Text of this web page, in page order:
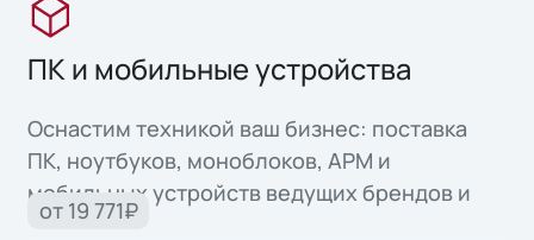
ПК и мобильные устройства
Оснастим техникой ваш бизнес: поставка
ПК, ноутбуков, моноблоков, АРМ и
мобильных устройств ведущих брендов и
собственного производства.
от 19 771₽